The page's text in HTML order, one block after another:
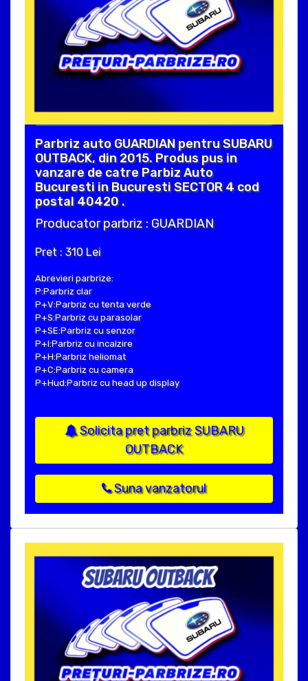
Parbriz auto GUARDIAN pentru SUBARU
OUTBACK, din 2015. Produs pus in
vanzare de catre Parbiz Auto
Bucuresti in Bucuresti SECTOR 4 cod
postal 40420 .
Producator parbriz : GUARDIAN
Pret : 310 Lei
Abrevieri parbrize:
P:Parbriz clar
P+V:Parbriz cu tenta verde
P+S:Parbriz cu parasolar
P+SE:Parbriz cu senzor
P+I:Parbriz cu incalzire
P+H:Parbriz heliomat
P+C:Parbriz cu camera
P+Hud:Parbriz cu head up display
Solicita pret parbriz SUBARU
OUTBACK
Suna vanzatorul